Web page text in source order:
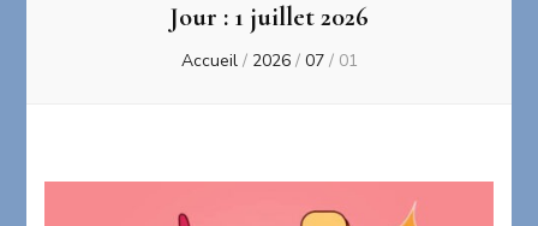
Jour : 1 juillet 2026
Accueil / 2026 / 07 / 01